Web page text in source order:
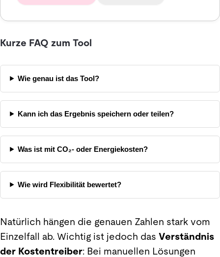
Kurze FAQ zum Tool
Wie genau ist das Tool?
Kann ich das Ergebnis speichern oder teilen?
Was ist mit CO₂- oder Energiekosten?
Wie wird Flexibilität bewertet?
Natürlich hängen die genauen Zahlen stark vom
Einzelfall ab. Wichtig ist jedoch das Verständnis
der Kostentreiber: Bei manuellen Lösungen